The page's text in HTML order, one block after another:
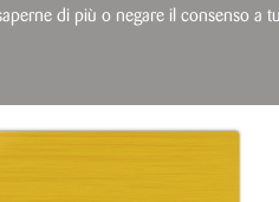
di più o negare il consenso a